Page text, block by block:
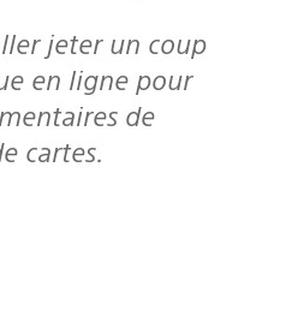
en ligne pour
de
cartes.